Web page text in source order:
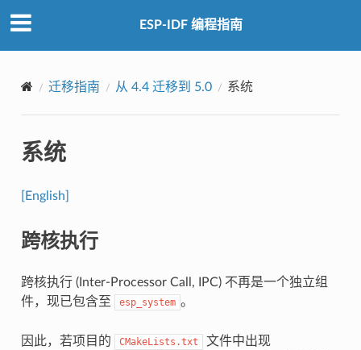
ESP-IDF 编程指南
迁移指南 从 4.4 迁移到 5.0 系统
系统
[English]
跨核执行
跨核执行 (Inter-Processor Call, IPC) 不再是一个独立组
件，现已包含至
esp_system 。
因此，若项目的 CMakeLists.txt 文件中出现